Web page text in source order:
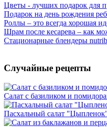
Цветы - лучших подарок для
Подарок на день рождения
Роллы – это всегда хорошая
Шрам после кесарева – как
Стационарные блендеры
Случайные рецепты
Салат с базиликом и
Пасхальный салат